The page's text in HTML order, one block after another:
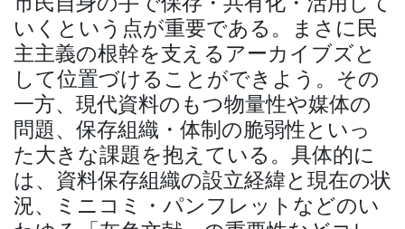
いくという点が重要である。まさに民
主主義の根幹を支えるアーカイブズと
して位置づけることができよう。その
一方、現代資料のもつ物量性や媒体の
問題、保存組織・体制の脆弱性といっ
た大きな課題を抱えている。具体的に
は、資料保存組織の設立経緯と現在の状
況、ミニコミ・パンフレットなどのい